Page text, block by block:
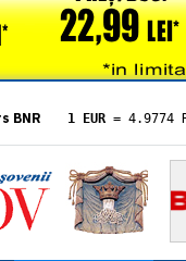
BNR 1 EUR = 4.9774
= 5.8304
1 XAU= 464.4611
1 AED= 1.1933
1 AUD= 2.7957
1 BGN= 2.5449